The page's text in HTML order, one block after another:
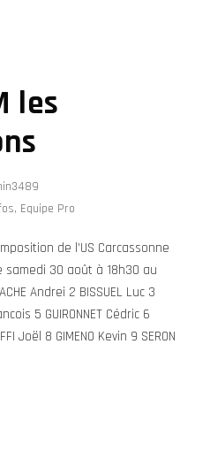
les
, Equipe Pro
de l’US Carcassonne
samedi 30 août à 18h30 au
Andrei 2 BISSUEL Luc 3
5 GUIRONNET Cédric 6
Joël 8 GIMENO Kevin 9 SERON